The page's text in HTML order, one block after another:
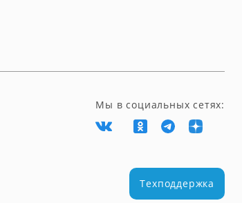
Мы в социальных сетях:
Техподдержка